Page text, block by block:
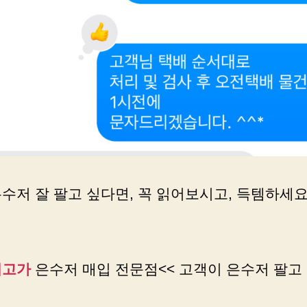
저 잘 팔고 싶다면, 꼭 읽어보시고, 득템하세
가은수저 매입 전문점<< 고객이 은수저 팔고